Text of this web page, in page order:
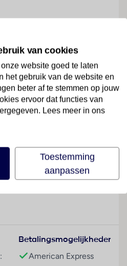
tuin en bevindt zich
stadscentrum van Palma
ligt direct aan het hotel.
vervoer en bars zijn
te vinden. Een
talloze
is het ongeveer 17
aan de receptie is graag bij
Het voorzieningenaanbod
bij het boeken van
voor
Betalingsmogelijkheden
American Express
van cookies
website goed te laten
het gebruik van de website en
beter af te stemmen op jouw
ervoor dat functies van
Lees meer in ons
Toestemming
aanpassen